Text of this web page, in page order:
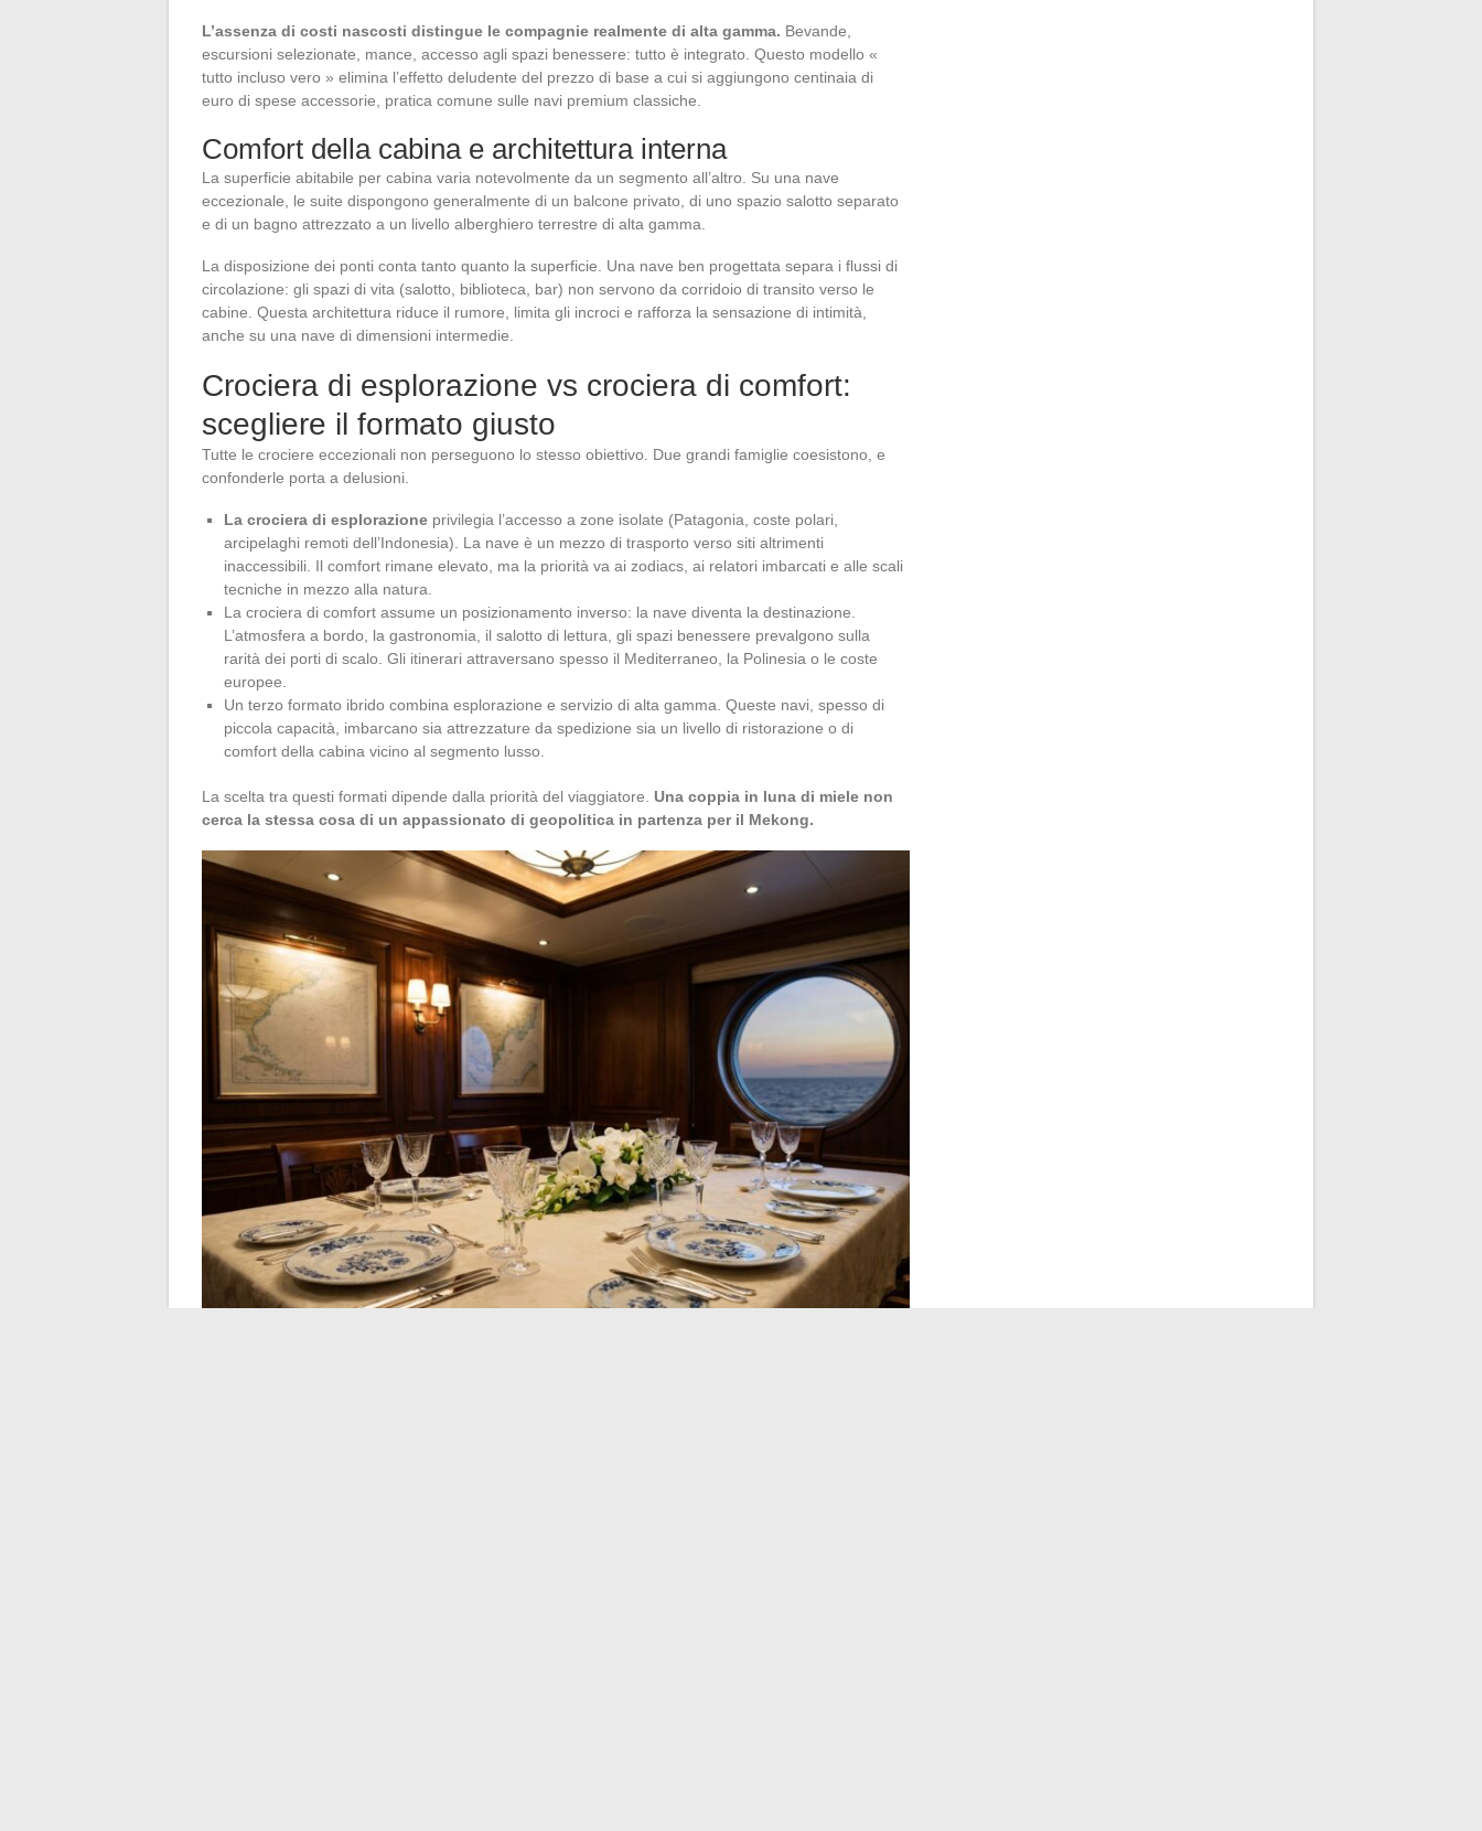
L’assenza di costi nascosti distingue le compagnie realmente di alta gamma. Bevande,
escursioni selezionate, mance, accesso agli spazi benessere: tutto è integrato. Questo modello «
tutto incluso vero » elimina l’effetto deludente del prezzo di base a cui si aggiungono centinaia di
euro di spese accessorie, pratica comune sulle navi premium classiche.
Comfort della cabina e architettura interna
La superficie abitabile per cabina varia notevolmente da un segmento all’altro. Su una nave
eccezionale, le suite dispongono generalmente di un balcone privato, di uno spazio salotto separato
e di un bagno attrezzato a un livello alberghiero terrestre di alta gamma.
La disposizione dei ponti conta tanto quanto la superficie. Una nave ben progettata separa i flussi di
circolazione: gli spazi di vita (salotto, biblioteca, bar) non servono da corridoio di transito verso le
cabine. Questa architettura riduce il rumore, limita gli incroci e rafforza la sensazione di intimità,
anche su una nave di dimensioni intermedie.
Crociera di esplorazione vs crociera di comfort:
scegliere il formato giusto
Tutte le crociere eccezionali non perseguono lo stesso obiettivo. Due grandi famiglie coesistono, e
confonderle porta a delusioni.
La crociera di esplorazione privilegia l’accesso a zone isolate (Patagonia, coste polari,
arcipelaghi remoti dell’Indonesia). La nave è un mezzo di trasporto verso siti altrimenti
inaccessibili. Il comfort rimane elevato, ma la priorità va ai zodiacs, ai relatori imbarcati e alle scali
tecniche in mezzo alla natura.
La crociera di comfort assume un posizionamento inverso: la nave diventa la destinazione.
L’atmosfera a bordo, la gastronomia, il salotto di lettura, gli spazi benessere prevalgono sulla
rarità dei porti di scalo. Gli itinerari attraversano spesso il Mediterraneo, la Polinesia o le coste
europee.
Un terzo formato ibrido combina esplorazione e servizio di alta gamma. Queste navi, spesso di
piccola capacità, imbarcano sia attrezzature da spedizione sia un livello di ristorazione o di
comfort della cabina vicino al segmento lusso.
La scelta tra questi formati dipende dalla priorità del viaggiatore. Una coppia in luna di miele non
cerca la stessa cosa di un appassionato di geopolitica in partenza per il Mekong.